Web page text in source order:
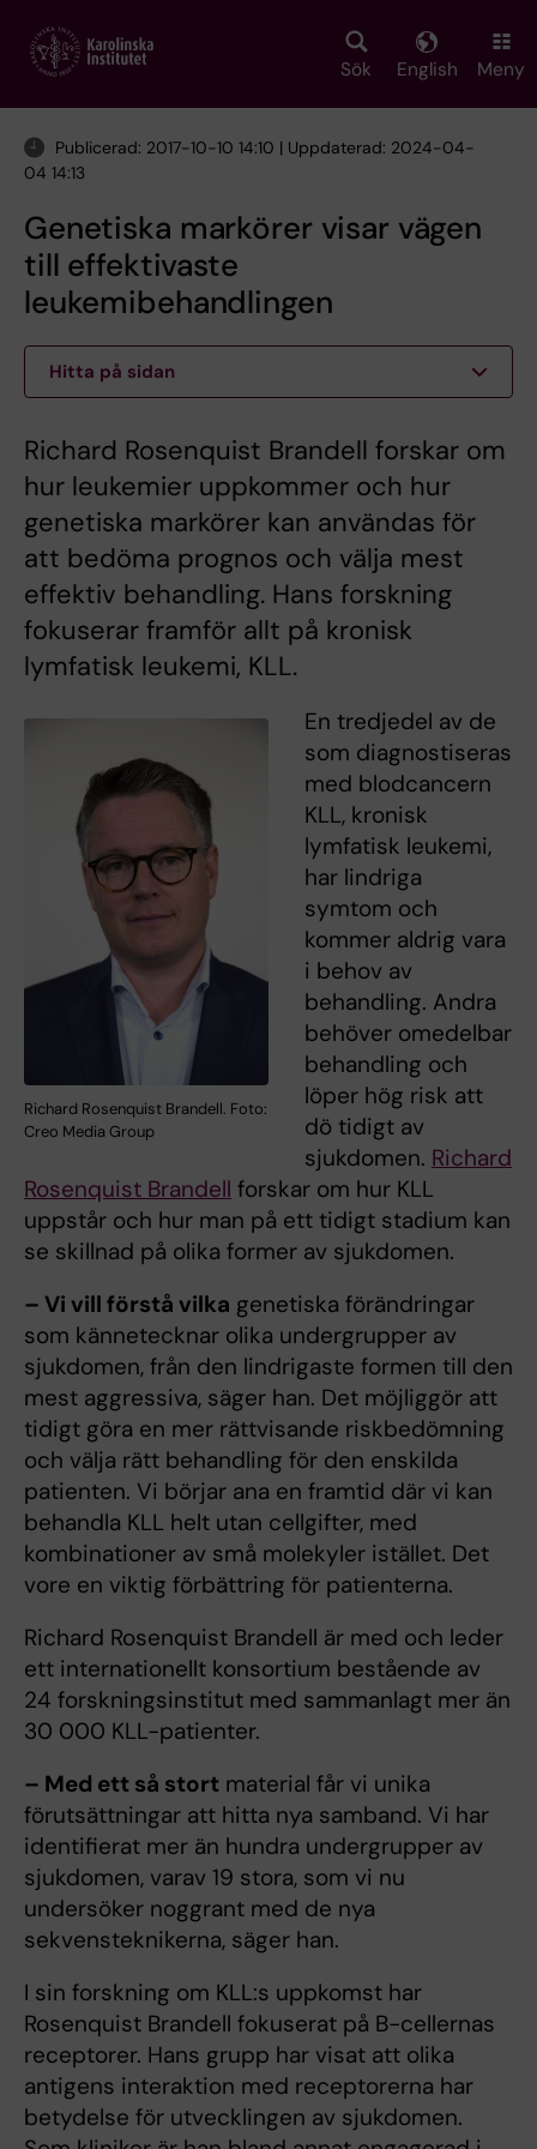
main
Sök English Meny
Publicerad: 2017-10-10 14:10 | Uppdaterad: 2024-04-
04 14:13
Genetiska markörer visar vägen
till effektivaste
leukemibehandlingen
Hitta på sidan
Richard Rosenquist Brandell forskar om
hur leukemier uppkommer och hur
genetiska markörer kan användas för
att bedöma prognos och välja mest
effektiv behandling. Hans forskning
fokuserar framför allt på kronisk
lymfatisk leukemi, KLL.
Richard Rosenquist Brandell. Foto:
Creo Media Group
En tredjedel av de
som diagnostiseras
med blodcancern
KLL, kronisk
lymfatisk leukemi,
har lindriga
symtom och
kommer aldrig vara
i behov av
behandling. Andra
behöver omedelbar
behandling och
löper hög risk att
dö tidigt av
sjukdomen. Richard
Rosenquist Brandell forskar om hur KLL
uppstår och hur man på ett tidigt stadium kan
se skillnad på olika former av sjukdomen.
– Vi vill förstå vilka genetiska förändringar
som kännetecknar olika undergrupper av
sjukdomen, från den lindrigaste formen till den
mest aggressiva, säger han. Det möjliggör att
tidigt göra en mer rättvisande riskbedömning
och välja rätt behandling för den enskilda
patienten. Vi börjar ana en framtid där vi kan
behandla KLL helt utan cellgifter, med
kombinationer av små molekyler istället. Det
vore en viktig förbättring för patienterna.
Richard Rosenquist Brandell är med och leder
ett internationellt konsortium bestående av
24 forskningsinstitut med sammanlagt mer än
30 000 KLL-patienter.
– Med ett så stort material får vi unika
förutsättningar att hitta nya samband. Vi har
identifierat mer än hundra undergrupper av
sjukdomen, varav 19 stora, som vi nu
undersöker noggrant med de nya
sekvensteknikerna, säger han.
I sin forskning om KLL:s uppkomst har
Rosenquist Brandell fokuserat på B-cellernas
receptorer. Hans grupp har visat att olika
antigens interaktion med receptorerna har
betydelse för utvecklingen av sjukdomen.